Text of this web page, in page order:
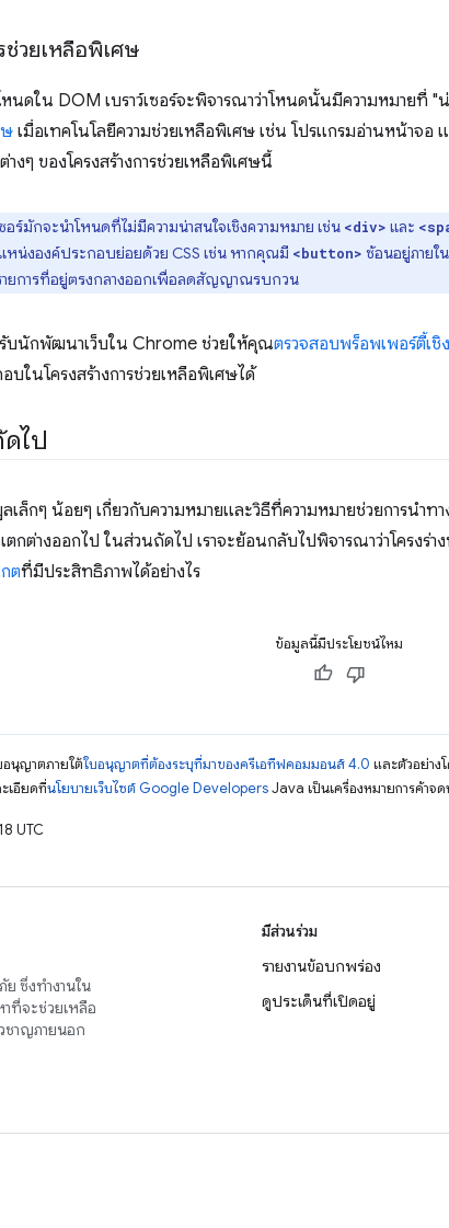
ช่วยเหลือพิเศษ
นดใน DOM เบราว์เซอร์จะพิจารณาว่าโหนดนั้นมีความหมายที่
ษเมื่อเทคโนโลยีความช่วยเหลือพิเศษ เช่น โปรแกรมอ่านหน้าจอ
างๆ ของโครงสร้างการช่วยเหลือพิเศษนี้
ซอร์มักจะนำโหนดที่ไม่มีความน่าสนใจเชิงความหมาย เช่น <div> และ
หน่งองค์ประกอบย่อยด้วย CSS เช่น หากคุณมี <button> ซ้อนอยู่ภายใ
ายการที่อยู่ตรงกลางออกเพื่อลดสัญญาณรบกวน
รับนักพัฒนาเว็บใน Chrome ช่วยให้คุณตรวจสอบพร็อพเพอร์ตี้เ
บในโครงสร้างการช่วยเหลือพิเศษได้
ไป
เล็กๆ น้อยๆ เกี่ยวกับความหมายและวิธีที่ความหมายช่วยการนำ
กต่างออกไป ในส่วนถัดไป เราจะย้อนกลับไปพิจารณาว่าโครงร่า
ตที่มีประสิทธิภาพได้อย่างไร
ข้อมูลนี้มีประโยชน์ไหม
อนุญาตภายใต้ใบอนุญาตที่ต้องระบุที่มาของครีเอทีฟคอมมอนส์ 4.0 และตัวอย่าง
เอียดที่นโยบายเว็บไซต์ Google DevelopersJava เป็นเครื่องหมายการค้า
UTC
ย ซึ่งทำงานใน
าที่จะช่วยเหลือ
ชาญภายนอก
มีส่วนร่วม
รายงานข้อบกพร่อง
ดูประเด็นที่เปิดอยู่